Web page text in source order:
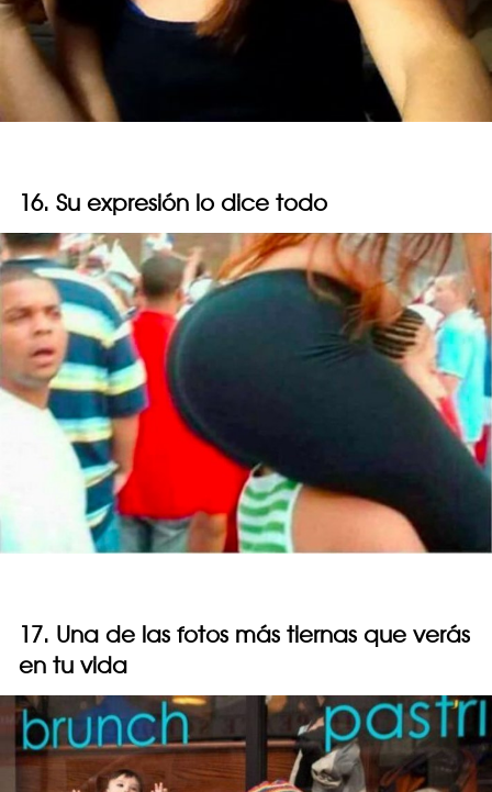
16. Su expresión lo dice todo
17. Una de las fotos más tiernas que verás
en tu vida